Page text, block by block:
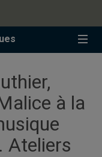
à la
Ateliers